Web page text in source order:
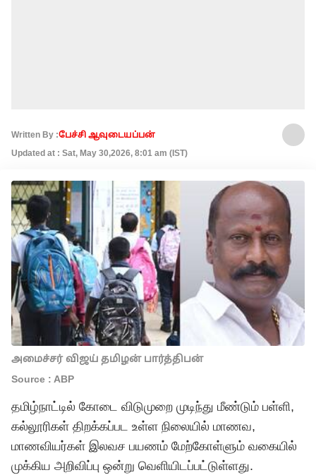
Written By :பேச்சி ஆவுடையப்பன்
Updated at : Sat, May 30,2026, 8:01 am (IST)
அமைச்சர் விஜய் தமிழன் பார்த்திபன்
Source : ABP
தமிழ்நாட்டில் கோடை விடுமுறை முடிந்து மீண்டும் பள்ளி,
கல்லூரிகள் திறக்கப்பட உள்ள நிலையில் மாணவ,
மாணவியர்கள் இலவச பயணம் மேற்கோள்ளும் வகையில்
முக்கிய அறிவிப்பு ஒன்று வெளியிடப்பட்டுள்ளது.